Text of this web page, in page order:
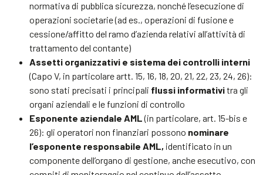
normativa di pubblica sicurezza, nonché l’esecuzione di
operazioni societarie (ad es., operazioni di fusione e
cessione/affitto del ramo d’azienda relativi all’attività di
trattamento del contante)
Assetti organizzativi e sistema dei controlli interni
(Capo V, in particolare artt. 15, 16, 18, 20, 21, 22, 23, 24, 26):
sono stati precisati i principali flussi informativitra gli
organi aziendali e le funzioni di controllo
Esponente aziendale AML(in particolare, art. 15-bis e
26): gli operatori non finanziari possono nominare
l’esponente responsabile AML, identificato in un
componente dell’organo di gestione, anche esecutivo, con